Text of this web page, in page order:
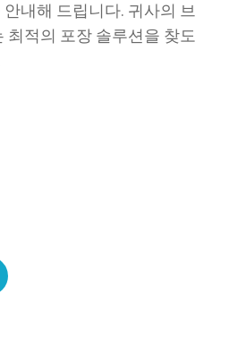
내해 드립니다. 귀사의 브
최적의 포장 솔루션을 찾도